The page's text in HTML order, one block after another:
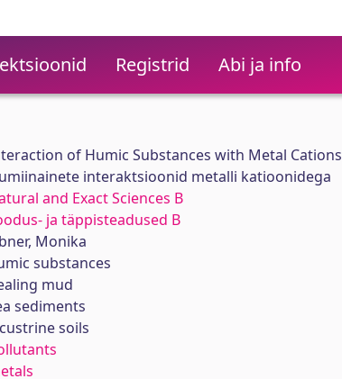
Registrid Abi ja info
of Humic Substances with Metal Cations
interaktsioonid metalli katioonidega
and Exact Sciences B
ja täppisteadused B
Monika
substances
mud
sediments
soils